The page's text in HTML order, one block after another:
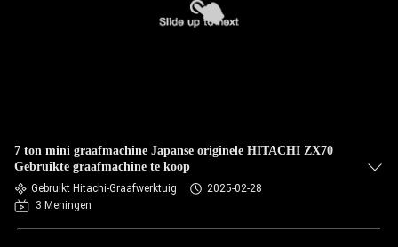
7 ton mini graafmachine Japanse originele HITACHI ZX70
Gebruikte graafmachine te koop
Gebruikt Hitachi-Graafwerktuig
2025-02-28
3 Meningen